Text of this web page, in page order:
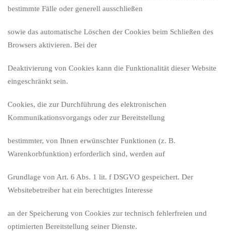
bestimmte Fälle oder generell ausschließen
sowie das automatische Löschen der Cookies beim Schließen des
Browsers aktivieren. Bei der
Deaktivierung von Cookies kann die Funktionalität dieser Website
eingeschränkt sein.
Cookies, die zur Durchführung des elektronischen
Kommunikationsvorgangs oder zur Bereitstellung
bestimmter, von Ihnen erwünschter Funktionen (z. B.
Warenkorbfunktion) erforderlich sind, werden auf
Grundlage von Art. 6 Abs. 1 lit. f DSGVO gespeichert. Der
Websitebetreiber hat ein berechtigtes Interesse
an der Speicherung von Cookies zur technisch fehlerfreien und
optimierten Bereitstellung seiner Dienste.